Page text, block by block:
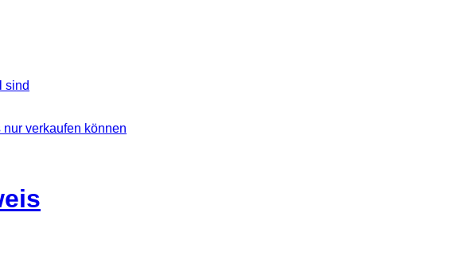
sind
verkaufen können